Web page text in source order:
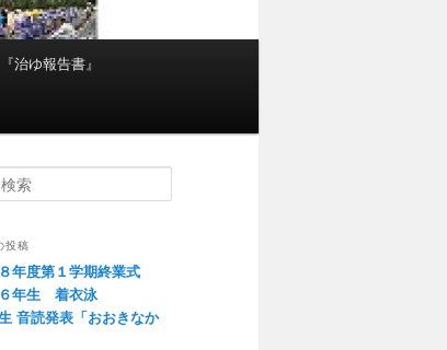
治ゆ報告書』
投稿
年度第１学期終業式
年生 着衣泳
音読発表「おおきなか